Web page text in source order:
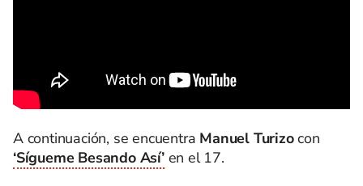
A continuación, se encuentra Manuel Turizocon
‘Sígueme Besando Así’ en el 17.